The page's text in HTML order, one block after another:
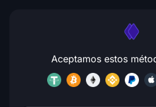
Aceptamos estos